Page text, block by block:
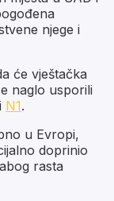
njege i
će vještačka
naglo usporili
N1.
u Evropi,
doprinio
rasta